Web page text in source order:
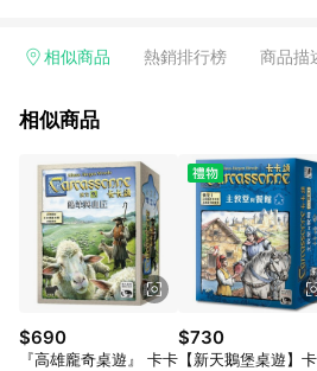
回饋訂單不得享有 Pinkoi 站方優惠，例如
行為，不具贈點資格，部分退款不在此限。
貨後 45 天後發送。 8. 群眾募資商品，禮
運費，攤位費等不具贈點資格。 9. LINE 購
顏色、價位、贈品如與 Pinkoi 商品資訊頁
Pinkoi 購物商品資訊頁及購物車標示為準
則請以點數紅包活動說明為準。 11. 若於
頁面後才首次下載 Pinkoi APP 並完成訂單
上，首次下載 Pinkoi APP 後，需透過
面，方享導購資格。
相似商品 熱銷排行榜 商品描
相似商品
$690
『高雄龐奇桌遊』 卡卡
$730
【新天鵝堡桌遊】